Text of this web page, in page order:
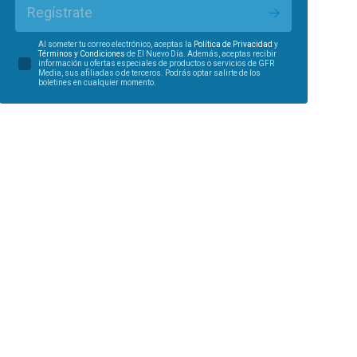
Regístrate
Al someter tu correo electrónico, aceptas la Política de Privacidad y
Términos y Condiciones de El Nuevo Día. Además, aceptas recibir
información u ofertas especiales de productos o servicios de GFR
Media, sus afiliadas o de terceros. Podrás optar salirte de los
boletines en cualquier momento.